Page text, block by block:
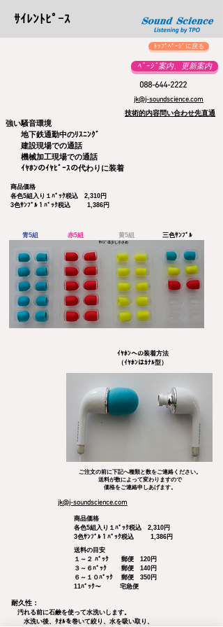
ｻｲﾚﾝﾄﾋﾟｰｽ
ﾄｯﾌﾟﾍﾟｰｼﾞに戻る
ﾍﾟｰｼﾞ案内、更新案内
088-644-2222
jk@j-soundscience.com
技術的内容問い合わせ先直通
強い騒音環境
地下鉄通勤中のﾘｽﾆﾝｸﾞ
建設現場での通話
機械加工現場での通話
​ ｲﾔﾎﾝのｲﾔﾋﾟｰｽの代わりに装着
商品価格
各色5組入り１ﾊﾟｯｸ税込 2,310円
​3色ｻﾝﾌﾟﾙ１ﾊﾟｯｸ税込 1,386円
青5組 赤5組 黄5組 三色ｻﾝﾌﾟﾙ
​ｻｲｽﾞは少し小さめ
ｲﾔﾎﾝへの装着方法
（ｲﾔﾎﾝはｶﾅﾙ型）
ご注文の前に下記へ種類と数をご連絡ください。
送料が数によって変わりますので
価格をご連絡申しあげます。
jk@j-soundscience.com
商品価格
各色5組入り１ﾊﾟｯｸ税込 2,310円
​3色ｻﾝﾌﾟﾙ１ﾊﾟｯｸ税込 1,386円
送料の目安
１～２ ﾊﾟｯｸ 郵便 120円
３～６ﾊﾟｯｸ 郵便 140円
６～１０ﾊﾟｯｸ 郵便 350円
11ﾊﾟｯｸ～ 宅急便
​耐久性：
​ 汚れる前に石鹸を使って水洗いします。
水洗い後、ﾀｵﾙを巻いて絞り、水を吸い取り、